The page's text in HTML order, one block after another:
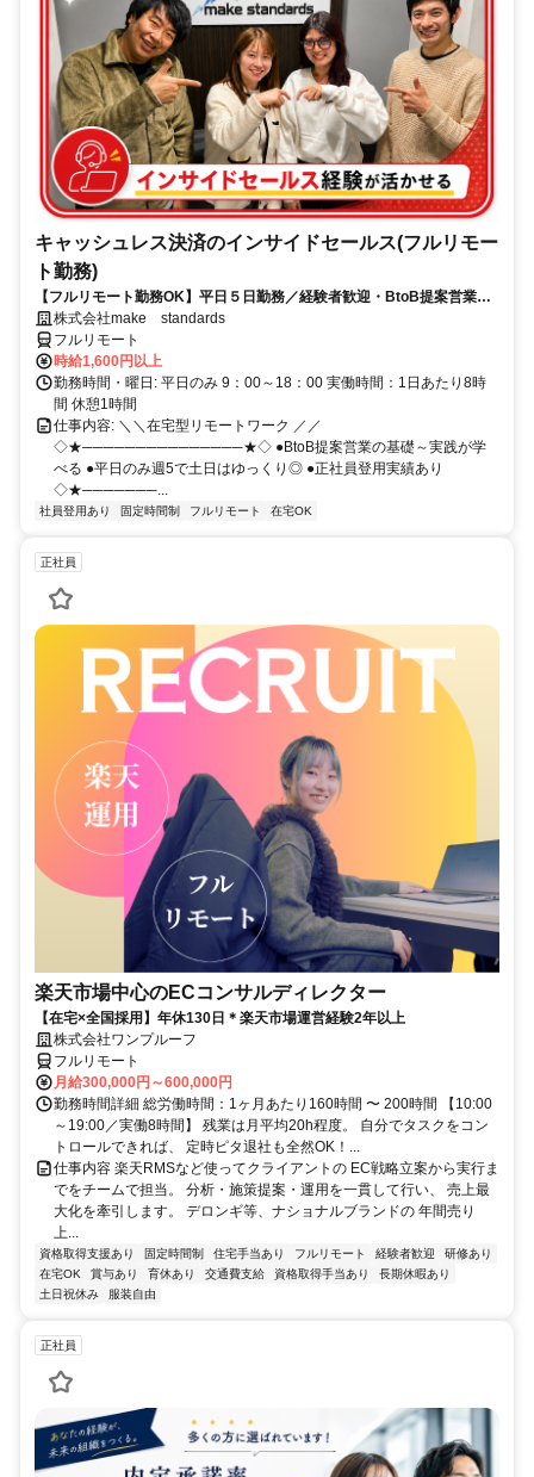
キャッシュレス決済のインサイドセールス(フルリモー
ト勤務)
【フルリモート勤務OK】平日５日勤務／経験者歓迎・BtoB提案営業で
スキルアップ
株式会社make standards
フルリモート
時給1,600円以上
勤務時間・曜日: 平日のみ 9：00～18：00 実働時間：1日あたり8時
間 休憩1時間
仕事内容: ＼＼在宅型リモートワーク ／／
◇★───────────────★◇ ●BtoB提案営業の基礎～実践が学
べる ●平日のみ週5で土日はゆっくり◎ ●正社員登用実績あり
◇★───────...
社員登用あり 固定時間制 フルリモート 在宅OK
正社員
楽天市場中心のECコンサルディレクター
【在宅×全国採用】年休130日＊楽天市場運営経験2年以上
株式会社ワンプルーフ
フルリモート
月給300,000円～600,000円
勤務時間詳細 総労働時間：1ヶ月あたり160時間 〜 200時間 【10:00
～19:00／実働8時間】 残業は月平均20h程度。 自分でタスクをコン
トロールできれば、 定時ピタ退社も全然OK！...
仕事内容 楽天RMSなど使ってクライアントの EC戦略立案から実行ま
でをチームで担当。 分析・施策提案・運用を一貫して行い、 売上最
大化を牽引します。 デロンギ等、ナショナルブランドの 年間売り
上...
資格取得支援あり 固定時間制 住宅手当あり フルリモート 経験者歓迎
研修あり
在宅OK
賞与あり 育休あり 交通費支給 資格取得手当あり
長期休暇あり
土日祝休み
服装自由
正社員